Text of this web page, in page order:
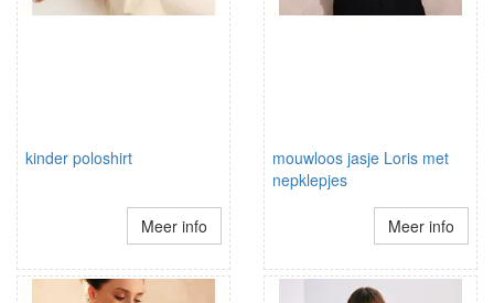
kinder poloshirt
Meer info
mouwloos jasje Loris met
nepklepjes
Meer info